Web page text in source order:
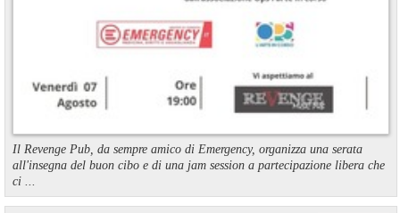
Il Revenge Pub, da sempre amico di Emergency, organizza una serata
all'insegna del buon cibo e di una jam session a partecipazione libera che
ci ...